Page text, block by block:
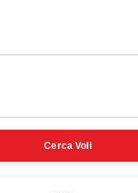
Cerca Voli